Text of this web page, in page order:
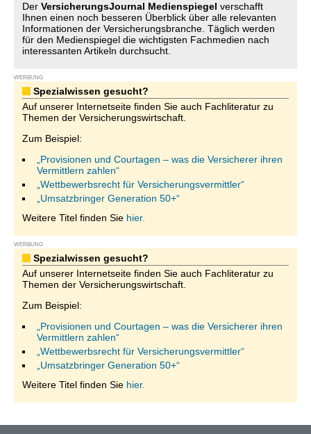
Der VersicherungsJournal Medienspiegel verschafft
Ihnen einen noch besseren Überblick über alle relevanten
Informationen der Versicherungsbranche. Täglich werden
für den Medienspiegel die wichtigsten Fachmedien nach
interessanten Artikeln durchsucht.
WERBUNG
Spezialwissen gesucht?
Auf unserer Internetseite finden Sie auch Fachliteratur zu
Themen der Versicherungswirtschaft.
Zum Beispiel:
„Provisionen und Courtagen – was die Versicherer ihren
Vermittlern zahlen“
„Wettbewerbsrecht für Versicherungsvermittler“
„Umsatzbringer Generation 50+“
Weitere Titel finden Sie hier.
WERBUNG
Spezialwissen gesucht?
Auf unserer Internetseite finden Sie auch Fachliteratur zu
Themen der Versicherungswirtschaft.
Zum Beispiel:
„Provisionen und Courtagen – was die Versicherer ihren
Vermittlern zahlen“
„Wettbewerbsrecht für Versicherungsvermittler“
„Umsatzbringer Generation 50+“
Weitere Titel finden Sie hier.